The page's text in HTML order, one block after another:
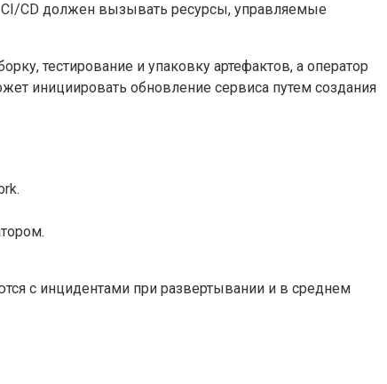
CI/CD должен вызывать ресурсы, управляемые
тестирование и упаковку артефактов, а оператор
инициировать обновление сервиса путем создания
с инцидентами при развертывании и в среднем